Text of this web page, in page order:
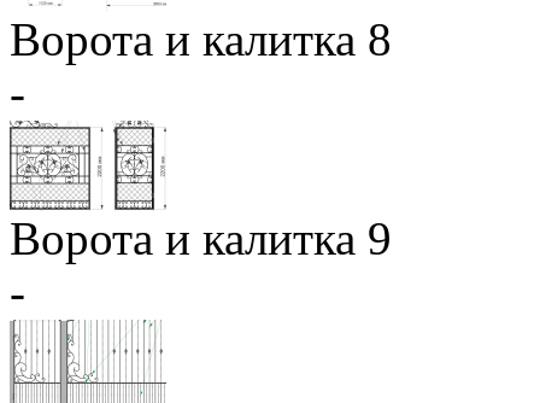
Ворота и калитка 8
-
Ворота и калитка 9
-